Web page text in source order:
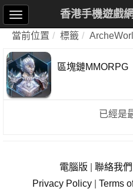
香港手機遊戲
當前位置 標籤
區塊鏈MMORPG
已經是
電腦版 聯絡我們
Privacy Policy
Terms